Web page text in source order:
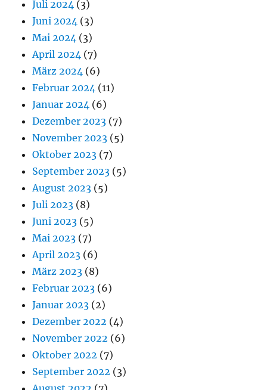
Juli 2024 (3)
Juni 2024 (3)
Mai 2024 (3)
April 2024 (7)
März 2024 (6)
Februar 2024 (11)
Januar 2024 (6)
Dezember 2023 (7)
November 2023 (5)
Oktober 2023 (7)
September 2023 (5)
August 2023 (5)
Juli 2023 (8)
Juni 2023 (5)
Mai 2023 (7)
April 2023 (6)
März 2023 (8)
Februar 2023 (6)
Januar 2023 (2)
Dezember 2022 (4)
November 2022 (6)
Oktober 2022 (7)
September 2022 (3)